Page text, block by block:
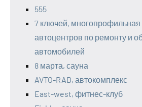
555
7 ключей, многопрофильная
автоцентров по ремонту и
автомобилей
8 марта, сауна
AVTO-RAD, автокомплекс
East-west, фитнес-клуб